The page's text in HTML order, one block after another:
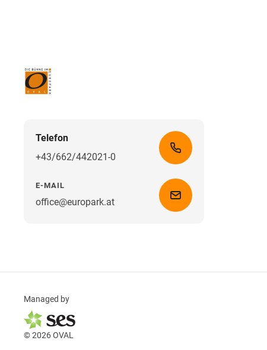
Telefon
+43/662/442021-0
E-MAIL
office@europark.at
Managed by
© 2026 OVAL